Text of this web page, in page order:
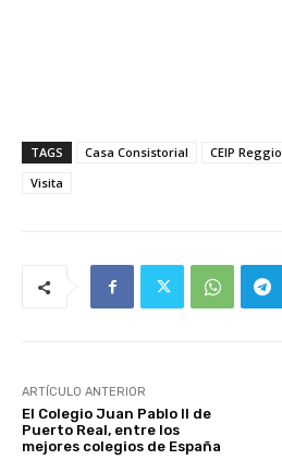
TAGS Casa Consistorial CEIP Reggio
Visita
ARTÍCULO ANTERIOR
El Colegio Juan Pablo II de
Puerto Real, entre los
mejores colegios de España